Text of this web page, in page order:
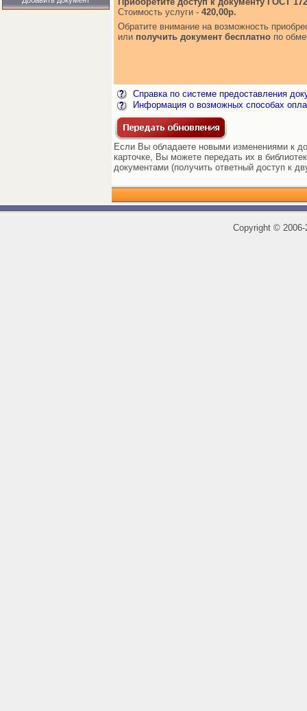
Стоимость услуги - 420,00р.
Обратите внимание на возможность
или получить документ бесплатно по
Справка по системе предоставления
Информация о возможных способах
Если Вы обладаете новыми изменениями к
карточке, Вы можете передать их в
документами (получить ответный доступ к
Copyright ©